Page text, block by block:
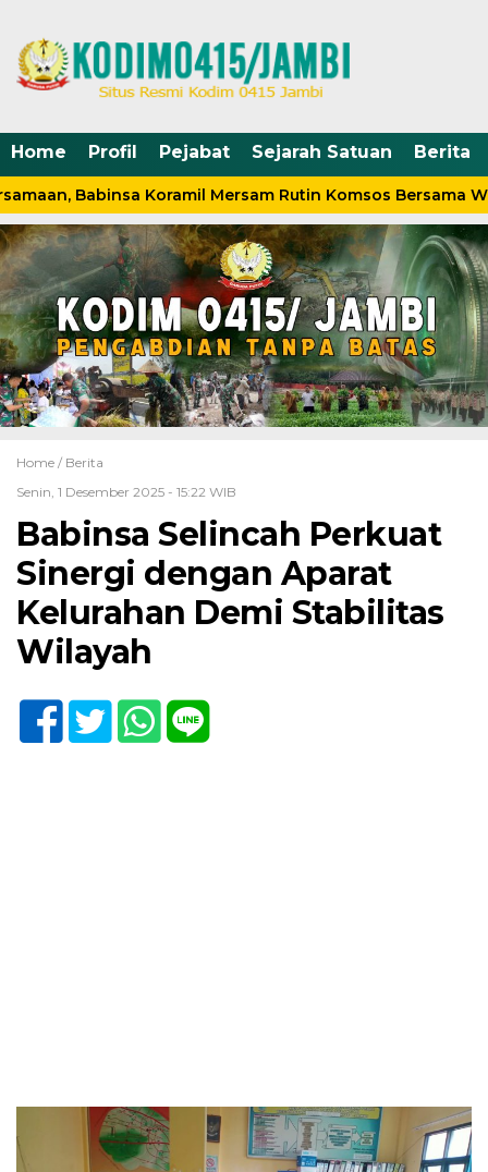
Home Profil Pejabat Sejarah Satuan Berita
Babinsa Koramil Mersam Rutin Komsos Bersama
Home / Berita
Senin, 1 Desember 2025 - 15:22 WIB
Babinsa Selincah Perkuat
Sinergi dengan Aparat
Kelurahan Demi Stabilitas
Wilayah